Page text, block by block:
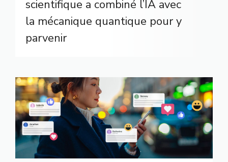
scientifique a combiné l’IA avec
la mécanique quantique pour y
parvenir